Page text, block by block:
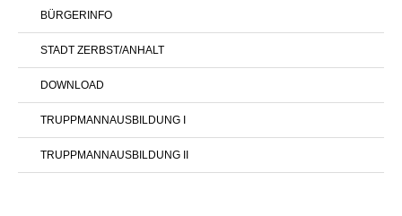
BÜRGERINFO
STADT ZERBST/ANHALT
DOWNLOAD
TRUPPMANNAUSBILDUNG I
TRUPPMANNAUSBILDUNG II